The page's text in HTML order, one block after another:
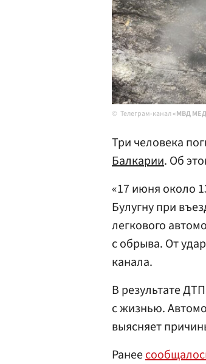
Телеграм-канал«МВД
Три человека
Балкарии. Об
«17 июня около
Булугну при
легкового
с обрыва. От
канала.
В результате
с жизнью.
выясняет
Ранее